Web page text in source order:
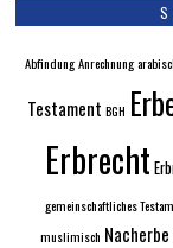
AbfindungAnrechnung
Testament BGH
Erbrecht
gemeinschaftliches
muslimisch Nacherbe